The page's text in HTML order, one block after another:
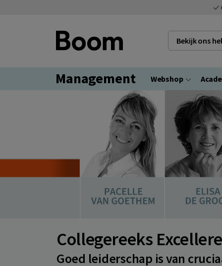
Bekijk ons
Management Webshop
Collegereeks
Goed leiderschap is van